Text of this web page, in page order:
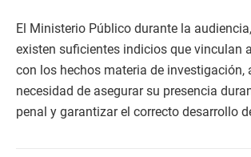
El Ministerio Público durante la
existen suficientes indicios que vinculan
con los hechos materia de investigación,
necesidad de asegurar su presencia
penal y garantizar el correcto desarrollo